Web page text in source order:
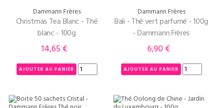
Dammann Frères
Christmas Tea Blanc - Thé
blanc - 100g
Prix
14,65 €
AJOUTER AU PANIER
Dammann Frères
Bali - Thé vert parfumé - 100g
- Dammann Frères
Prix
6,90 €
AJOUTER AU PANIER